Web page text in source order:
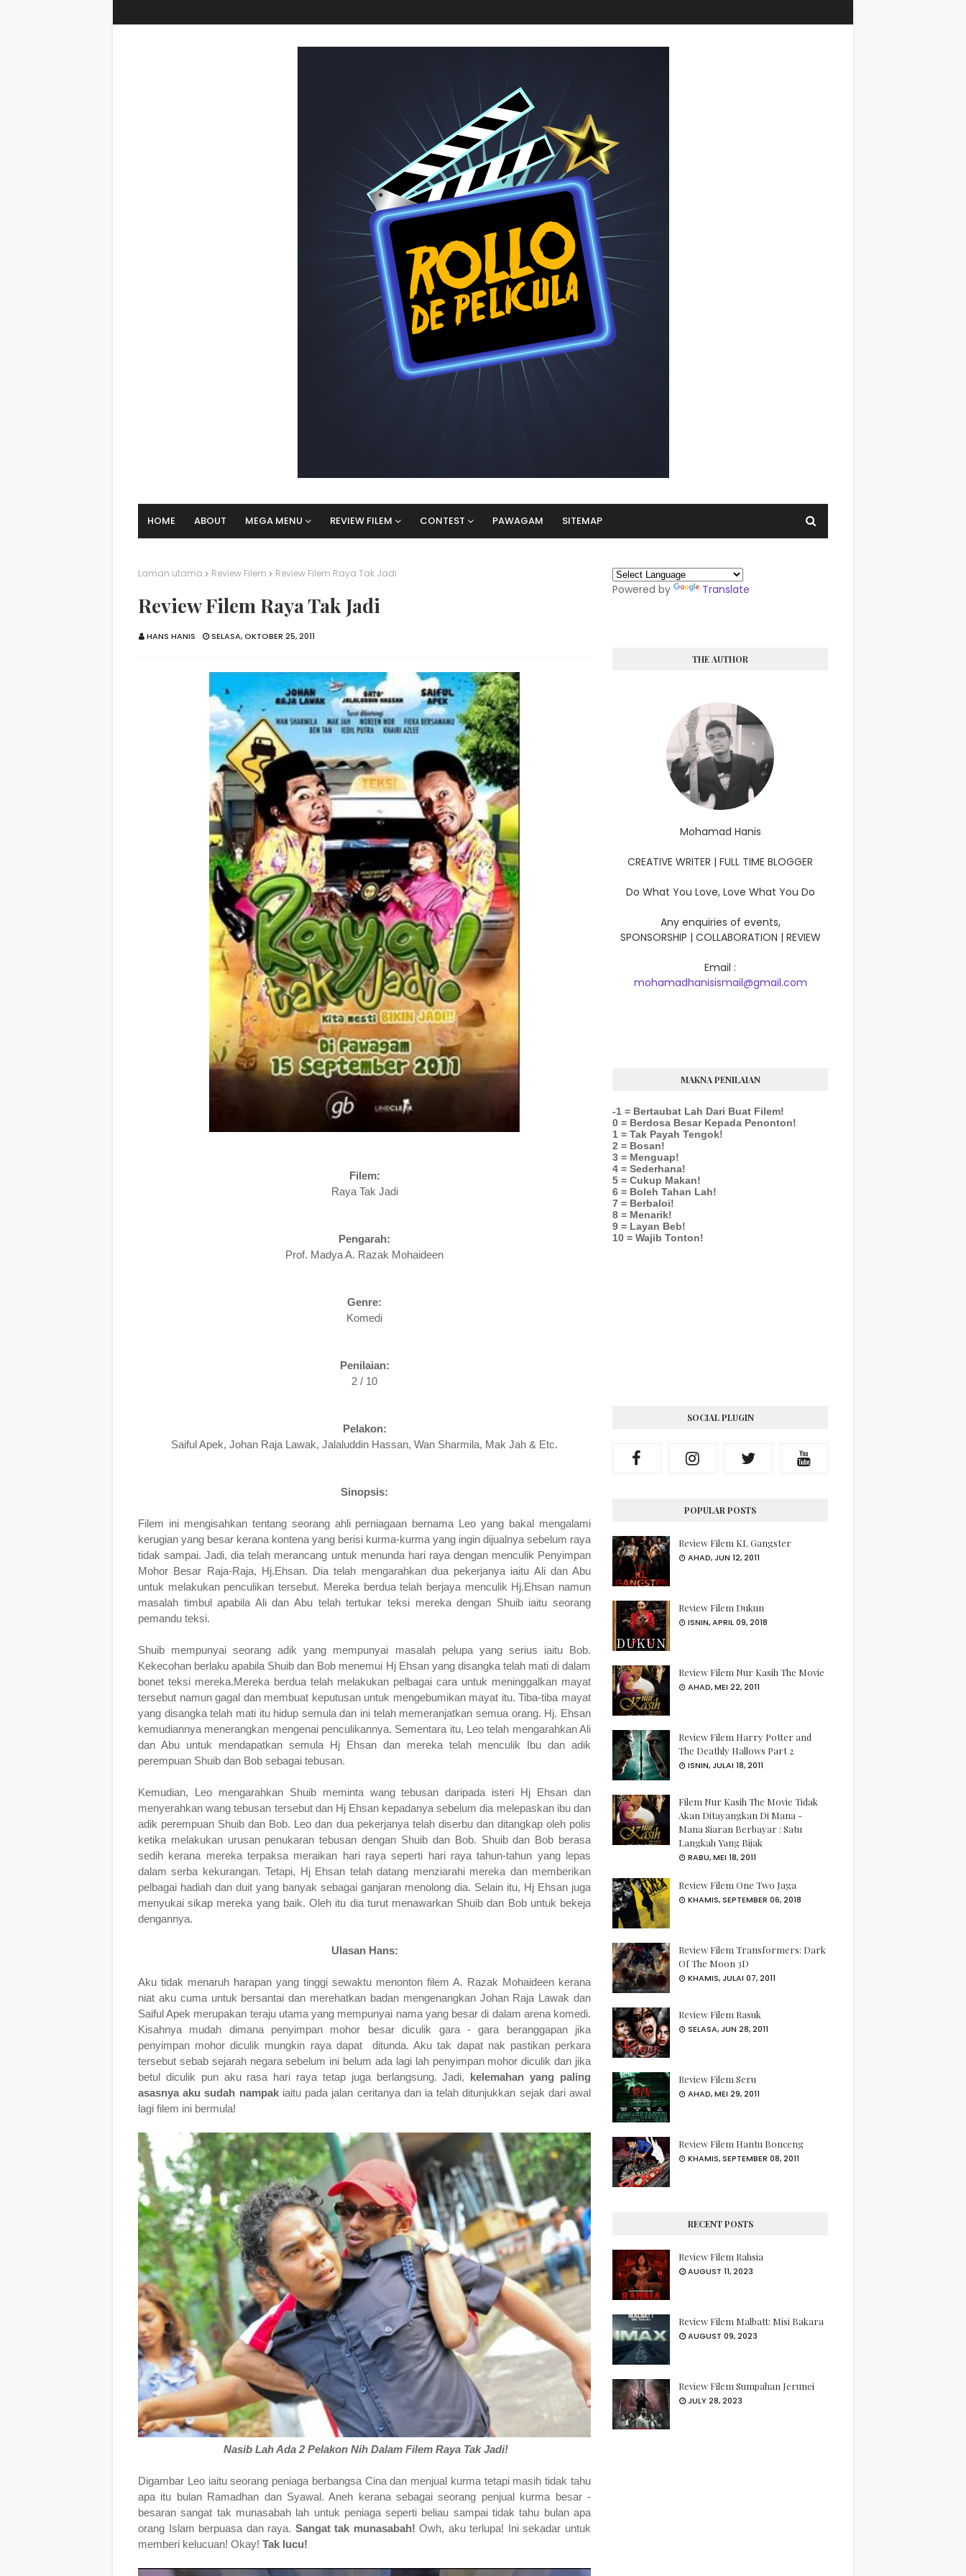
HOME ABOUT MEGA MENU REVIEW FILEM CONTEST PAWAGAM SITEMAP
Laman utama Review Filem Review Filem Raya Tak Jadi
Review Filem Raya Tak Jadi
HANS HANIS SELASA, OKTOBER 25, 2011
Filem:
Raya Tak Jadi
Pengarah:
Prof. Madya A. Razak Mohaideen
Genre:
Komedi
Penilaian:
2 / 10
Pelakon:
Saiful Apek, Johan Raja Lawak, Jalaluddin Hassan, Wan Sharmila, Mak Jah & Etc.
Sinopsis:
Filem ini mengisahkan tentang seorang ahli perniagaan bernama Leo yang bakal mengalami
kerugian yang besar kerana kontena yang berisi kurma-kurma yang ingin dijualnya sebelum raya
tidak sampai. Jadi, dia telah merancang untuk menunda hari raya dengan menculik Penyimpan
Mohor Besar Raja-Raja, Hj.Ehsan. Dia telah mengarahkan dua pekerjanya iaitu Ali dan Abu
untuk melakukan penculikan tersebut. Mereka berdua telah berjaya menculik Hj.Ehsan namun
masalah timbul apabila Ali dan Abu telah tertukar teksi mereka dengan Shuib iaitu seorang
pemandu teksi.
Shuib mempunyai seorang adik yang mempunyai masalah pelupa yang serius iaitu Bob.
Kekecohan berlaku apabila Shuib dan Bob menemui Hj Ehsan yang disangka telah mati di dalam
bonet teksi mereka.Mereka berdua telah melakukan pelbagai cara untuk meninggalkan mayat
tersebut namun gagal dan membuat keputusan untuk mengebumikan mayat itu. Tiba-tiba mayat
yang disangka telah mati itu hidup semula dan ini telah memeranjatkan semua orang. Hj. Ehsan
kemudiannya menerangkan mengenai penculikannya. Sementara itu, Leo telah mengarahkan Ali
dan Abu untuk mendapatkan semula Hj Ehsan dan mereka telah menculik Ibu dan adik
perempuan Shuib dan Bob sebagai tebusan.
Kemudian, Leo mengarahkan Shuib meminta wang tebusan daripada isteri Hj Ehsan dan
menyerahkan wang tebusan tersebut dan Hj Ehsan kepadanya sebelum dia melepaskan ibu dan
adik perempuan Shuib dan Bob. Leo dan dua pekerjanya telah diserbu dan ditangkap oleh polis
ketika melakukan urusan penukaran tebusan dengan Shuib dan Bob. Shuib dan Bob berasa
sedih kerana mereka terpaksa meraikan hari raya seperti hari raya tahun-tahun yang lepas
dalam serba kekurangan. Tetapi, Hj Ehsan telah datang menziarahi mereka dan memberikan
pelbagai hadiah dan duit yang banyak sebagai ganjaran menolong dia. Selain itu, Hj Ehsan juga
menyukai sikap mereka yang baik. Oleh itu dia turut menawarkan Shuib dan Bob untuk bekeja
dengannya.
Ulasan Hans:
Aku tidak menaruh harapan yang tinggi sewaktu menonton filem A. Razak Mohaideen kerana
niat aku cuma untuk bersantai dan merehatkan badan mengenangkan Johan Raja Lawak dan
Saiful Apek merupakan teraju utama yang mempunyai nama yang besar di dalam arena komedi.
Kisahnya mudah dimana penyimpan mohor besar diculik gara - gara beranggapan jika
penyimpan mohor diculik mungkin raya dapat ditunda. Aku tak dapat nak pastikan perkara
tersebut sebab sejarah negara sebelum ini belum ada lagi lah penyimpan mohor diculik dan jika
betul diculik pun aku rasa hari raya tetap juga berlangsung. Jadi, kelemahan yang paling
asasnya aku sudah nampakiaitu pada jalan ceritanya dan ia telah ditunjukkan sejak dari awal
lagi filem ini bermula!
Nasib Lah Ada 2 Pelakon Nih Dalam Filem Raya Tak Jadi!
Digambar Leo iaitu seorang peniaga berbangsa Cina dan menjual kurma tetapi masih tidak tahu
apa itu bulan Ramadhan dan Syawal. Aneh kerana sebagai seorang penjual kurma besar -
besaran sangat tak munasabah lah untuk peniaga seperti beliau sampai tidak tahu bulan apa
orang Islam berpuasa dan raya. Sangat tak munasabah! Owh, aku terlupa! Ini sekadar untuk
memberi kelucuan! Okay! Tak lucu!
Powered by Translate
THE AUTHOR
Mohamad Hanis
CREATIVE WRITER | FULL TIME BLOGGER
Do What You Love, Love What You Do
Any enquiries of events,
SPONSORSHIP | COLLABORATION | REVIEW
Email :
mohamadhanisismail@gmail.com
MAKNA PENILAIAN
-1 = Bertaubat Lah Dari Buat Filem!
0 = Berdosa Besar Kepada Penonton!
1 = Tak Payah Tengok!
2 = Bosan!
3 = Menguap!
4 = Sederhana!
5 = Cukup Makan!
6 = Boleh Tahan Lah!
7 = Berbaloi!
8 = Menarik!
9 = Layan Beb!
10 = Wajib Tonton!
SOCIAL PLUGIN
POPULAR POSTS
Review Filem KL Gangster
AHAD, JUN 12, 2011
Review Filem Dukun
ISNIN, APRIL 09, 2018
Review Filem Nur Kasih The Movie
AHAD, MEI 22, 2011
Review Filem Harry Potter and
The Deathly Hallows Part 2
ISNIN, JULAI 18, 2011
Filem Nur Kasih The Movie Tidak
Akan Ditayangkan Di Mana -
Mana Siaran Berbayar : Satu
Langkah Yang Bijak
RABU, MEI 18, 2011
Review Filem One Two Jaga
KHAMIS, SEPTEMBER 06, 2018
Review Filem Transformers: Dark
Of The Moon 3D
KHAMIS, JULAI 07, 2011
Review Filem Rasuk
SELASA, JUN 28, 2011
Review Filem Seru
AHAD, MEI 29, 2011
Review Filem Hantu Bonceng
KHAMIS, SEPTEMBER 08, 2011
RECENT POSTS
Review Filem Rahsia
AUGUST 11, 2023
Review Filem Malbatt: Misi Bakara
AUGUST 09, 2023
Review Filem Sumpahan Jerunei
JULY 28, 2023